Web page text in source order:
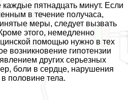
пятнадцать минут. Если
в течение получаса,
меры, следует вызвать
этого, немедленно
помощью нужно в тех
возникновение гипотензии
других серьезных
боли в сердце, нарушения
половине тела.